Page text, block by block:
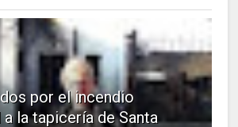
por el incendio
la tapicería de Santa